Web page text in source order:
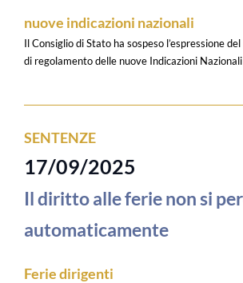
nuove indicazioni nazionali
Il Consiglio di Stato ha sospeso l’espressione
di regolamento delle nuove Indicazioni Nazionali
SENTENZE
17/09/2025
Il diritto alle ferie non si
automaticamente
Ferie dirigenti